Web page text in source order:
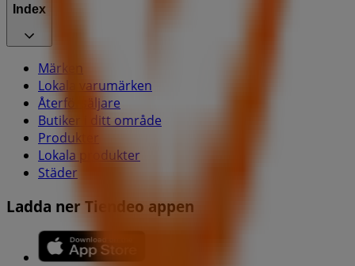
Index
Märken
Lokala varumärken
Återförsäljare
Butiker i ditt område
Produkter
Lokala produkter
Städer
Ladda ner Tiendeo appen